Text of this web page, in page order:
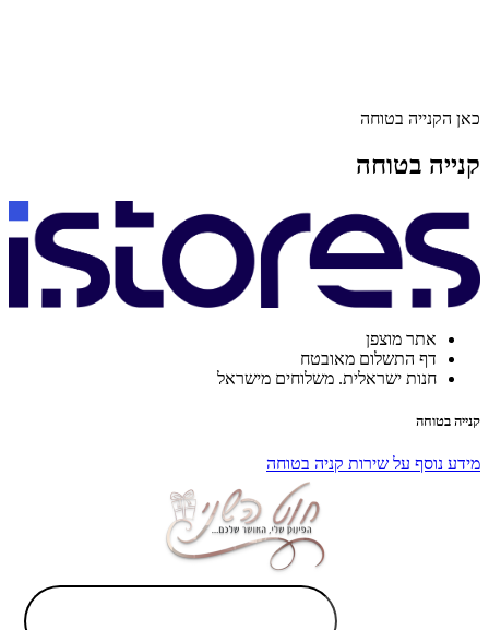
כאן הקנייה בטוחה
קנייה בטוחה
אתר מוצפן
דף התשלום מאובטח
חנות ישראלית. משלוחים מישראל
קנייה בטוחה
מידע נוסף על שירות קניה בטוחה